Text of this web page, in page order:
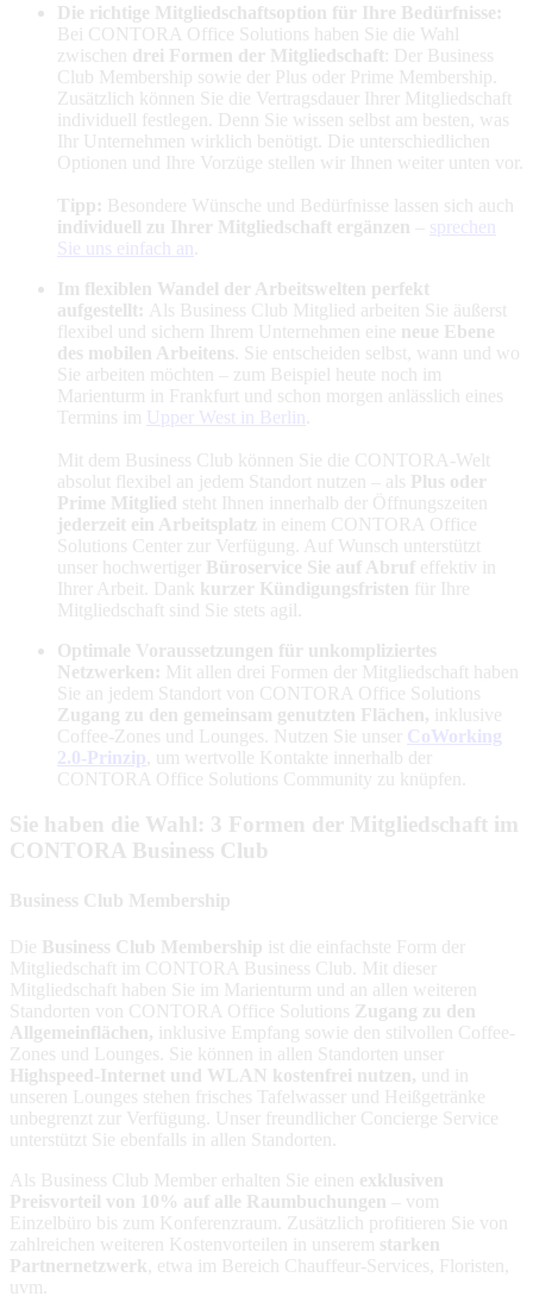
Die richtige Mitgliedschaftsoption für Ihre Bedürfnisse:
Bei CONTORA Office Solutions haben Sie die Wahl
zwischen drei Formen der Mitgliedschaft
: Der Business
Club Membership sowie der Plus oder Prime Membership.
Zusätzlich können Sie die Vertragsdauer Ihrer Mitgliedschaft
individuell festlegen. Denn Sie wissen selbst am besten, was
Ihr Unternehmen wirklich benötigt. Die unterschiedlichen
Optionen und Ihre Vorzüge stellen wir Ihnen weiter unten vor.
Tipp: Besondere Wünsche und Bedürfnisse lassen sich auch
individuell zu Ihrer Mitgliedschaft ergänzen
sprechen
Sie uns einfach an
Im flexiblen Wandel der Arbeitswelten perfekt
aufgestellt:
Als Business Club Mitglied arbeiten Sie äußerst
flexibel und sichern Ihrem Unternehmen eine neue Ebene
des mobilen Arbeitens . Sie entscheiden selbst, wann und wo
Sie arbeiten möchten – zum Beispiel heute noch im
Marienturm in Frankfurt und schon morgen anlässlich eines
Termins im Upper West in Berlin
Mit dem Business Club können Sie die CONTORA-Welt
absolut flexibel an jedem Standort nutzen – als Plus oder
Prime Mitglied steht Ihnen innerhalb der Öffnungszeiten
jederzeit ein Arbeitsplatz in einem CONTORA Office
Solutions Center zur Verfügung. Auf Wunsch unterstützt
unser hochwertiger
Büroservice Sie auf Abruf effektiv in
Ihrer Arbeit. Dank kurzer Kündigungsfristen für Ihre
Mitgliedschaft sind Sie stets agil.
Optimale Voraussetzungen für unkompliziertes
Netzwerken: Mit allen drei Formen der Mitgliedschaft haben
Sie an jedem Standort von CONTORA Office Solutions
Zugang zu den gemeinsam genutzten Flächen,
inklusive
Coffee-Zones und Lounges. Nutzen Sie unser CoWorking
2.0-Prinzip , um wertvolle Kontakte innerhalb der
CONTORA Office Solutions Community zu knüpfen.
Sie haben die Wahl: 3 Formen der Mitgliedschaft im
CONTORA Business Club
Business Club Membership
Die Business Club Membership ist die einfachste Form der
Mitgliedschaft im CONTORA Business Club. Mit dieser
Mitgliedschaft haben Sie im Marienturm und an allen weiteren
Standorten von CONTORA Office Solutions Zugang zu den
Allgemeinflächen,
inklusive Empfang sowie den stilvollen Coffee-
Zones und Lounges. Sie können in allen Standorten unser
Highspeed-Internet und WLAN kostenfrei nutzen, und in
unseren Lounges stehen frisches Tafelwasser und Heißgetränke
unbegrenzt zur Verfügung. Unser freundlicher Concierge Service
unterstützt Sie ebenfalls in allen Standorten.
Als Business Club Member erhalten Sie einen exklusiven
Preisvorteil von 10% auf alle Raumbuchungen – vom
Einzelbüro bis zum Konferenzraum. Zusätzlich profitieren Sie von
zahlreichen weiteren Kostenvorteilen in unserem starken
Partnernetzwerk
, etwa im Bereich Chauffeur-Services, Floristen,
uvm.